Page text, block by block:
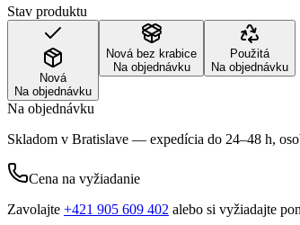
Stav produktu
Nová
Na objednávku
Nová bez krabice
Na objednávku
Použitá
Na objednávku
Na objednávku
Skladom v Bratislave — expedícia do 24–48 h,
Cena na vyžiadanie
Zavolajte +421 905 609 402 alebo si vyžiadajte